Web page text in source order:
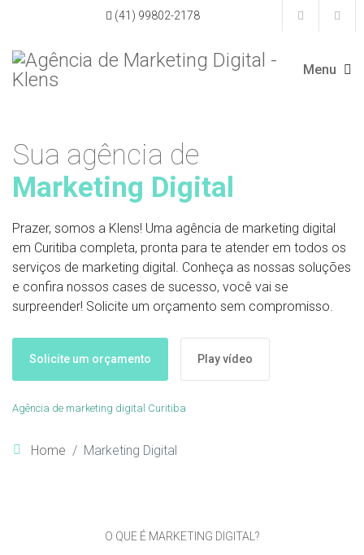
(41) 99802-2178
Sua agência de
Marketing Digital
Prazer, somos a Klens! Uma agência de marketing digital
em Curitiba completa, pronta para te atender em todos os
serviços de marketing digital. Conheça as nossas soluções
e confira nossos cases de sucesso, você vai se
surpreender! Solicite um orçamento sem compromisso.
Solicite um orçamento Play vídeo
Agência de marketing digital Curitiba
Home Marketing Digital
O QUE É MARKETING DIGITAL?